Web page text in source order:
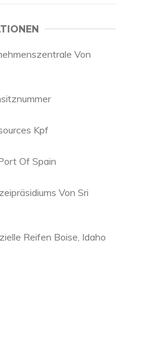
Von
Kpf
Of Spain
Von Sri
Reifen Boise, Idaho